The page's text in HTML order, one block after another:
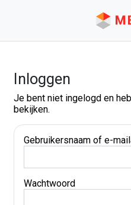
Inloggen
Je bent niet ingelogd en
bekijken.
Gebruikersnaam of e-
Wachtwoord